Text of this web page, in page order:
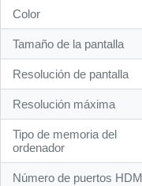
Color
Tamaño de la pantalla
Resolución de pantalla
Resolución máxima
Tipo de memoria del
ordenador
Número de puertos